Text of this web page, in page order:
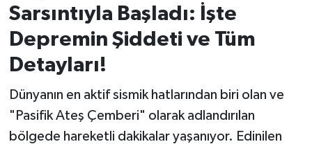
Sarsıntıyla Başladı: İşte
Depremin Şiddeti ve Tüm
Detayları!
Dünyanın en aktif sismik hatlarından biri olan ve
"Pasifik Ateş Çemberi" olarak adlandırılan
bölgede hareketli dakikalar yaşanıyor. Edinilen
Havran
İvrindi
Kepsut